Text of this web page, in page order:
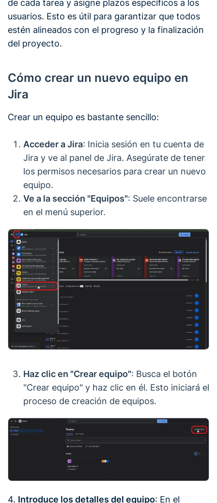
de cada tarea y asigne plazos específicos a los
usuarios. Esto es útil para garantizar que todos
estén alineados con el progreso y la finalización
del proyecto.
Cómo crear un nuevo equipo en
Jira
Crear un equipo es bastante sencillo:
Acceder a Jira: Inicia sesión en tu cuenta de
Jira y ve al panel de Jira. Asegúrate de tener
los permisos necesarios para crear un nuevo
equipo.
Ve a la sección "Equipos": Suele encontrarse
en el menú superior.
Haz clic en "Crear equipo": Busca el botón
"Crear equipo" y haz clic en él. Esto iniciará el
proceso de creación de equipos.
4. Introduce los detalles del equipo: En el